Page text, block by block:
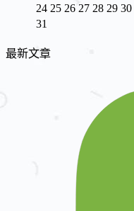
24 25 26 27 28 29 30
31
最新文章